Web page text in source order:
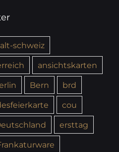
alt-schweiz
ansichtskarten
Bern
brd
cou
ersttag